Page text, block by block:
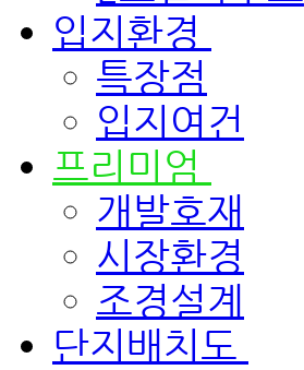
입지환경
특장점
입지여건
프리미엄
개발호재
시장환경
조경설계
단지배치도